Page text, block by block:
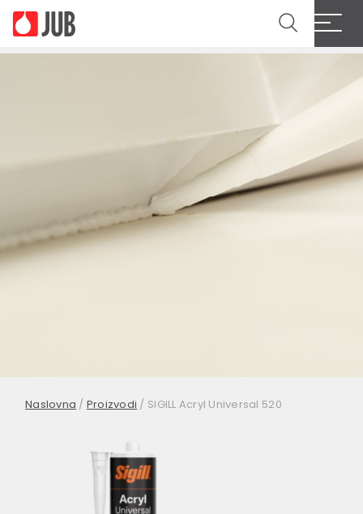
Naslovna / Proizvodi / SIGILL Acryl Universal 520